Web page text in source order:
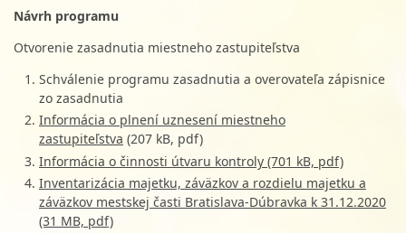
Návrh programu
Otvorenie zasadnutia miestneho zastupiteľstva
Schválenie programu zasadnutia a overovateľa zápisnice
zo zasadnutia
Informácia o plnení uznesení miestneho
zastupiteľstva (207 kB, pdf)
Informácia o činnosti útvaru kontroly (701 kB, pdf)
Inventarizácia majetku, záväzkov a rozdielu majetku a
záväzkov mestskej časti Bratislava-Dúbravka k 31.12.2020
(31 MB, pdf)